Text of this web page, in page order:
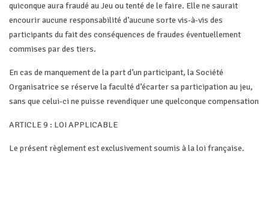
quiconque aura fraudé au Jeu ou tenté de le faire. Elle ne saurait
encourir aucune responsabilité d’aucune sorte vis-à-vis des
participants du fait des conséquences de fraudes éventuellement
commises par des tiers.
En cas de manquement de la part d’un participant, la Société
Organisatrice se réserve la faculté d’écarter sa participation au jeu,
sans que celui-ci ne puisse revendiquer une quelconque compensation
ARTICLE 9 : LOI APPLICABLE
Le présent règlement est exclusivement soumis à la loi française.